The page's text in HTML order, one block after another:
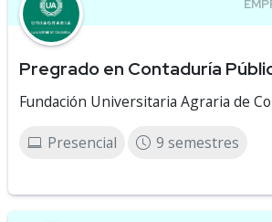
Pregrado en Contaduría
Fundación Universitaria Agraria de
Presencial 9 semestres